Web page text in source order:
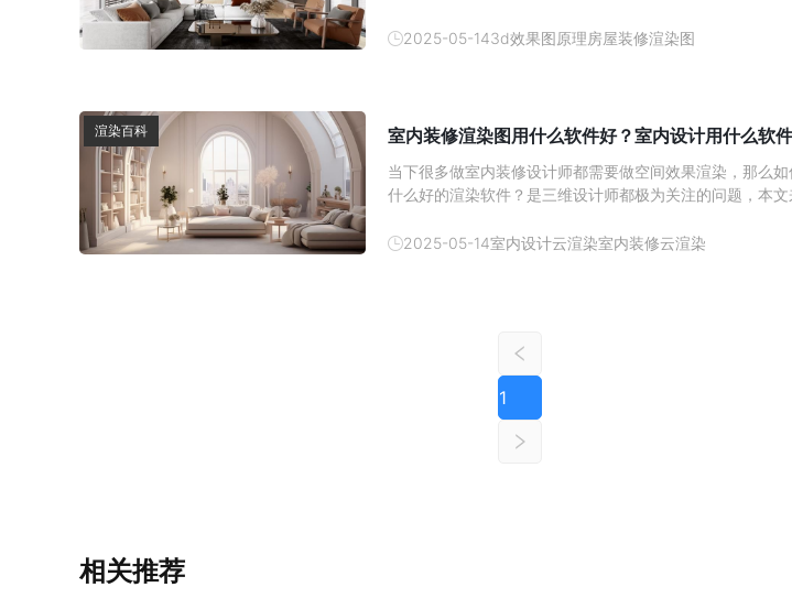
2025-05-143d效果图原理房屋装修渲染图
渲染百科 室内装修渲染图用什么软件好？室内设计用什么软
当下很多做室内装修设计师都需要做空间效果渲染，那么
什么好的渲染软件？是三维设计师都极为关注的问题，本文
2025-05-14室内设计云渲染室内装修云渲染
1
相关推荐